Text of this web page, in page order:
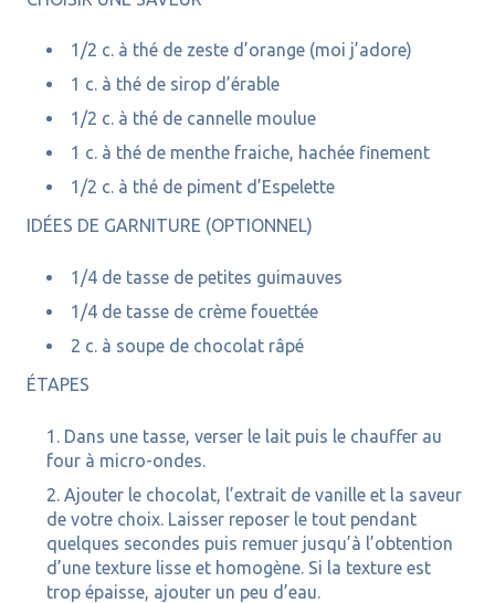
1/2 c. à thé de zeste d’orange (moi j’adore)
1 c. à thé de sirop d’érable
1/2 c. à thé de cannelle moulue
1 c. à thé de menthe fraiche, hachée finement
1/2 c. à thé de piment d’Espelette
IDÉES DE GARNITURE (OPTIONNEL)
1/4 de tasse de petites guimauves
1/4 de tasse de crème fouettée
2 c. à soupe de chocolat râpé
ÉTAPES
Dans une tasse, verser le lait puis le chauffer au
four à micro-ondes.
Ajouter le chocolat, l’extrait de vanille et la saveur
de votre choix. Laisser reposer le tout pendant
quelques secondes puis remuer jusqu’à l’obtention
d’une texture lisse et homogène. Si la texture est
trop épaisse, ajouter un peu d’eau.